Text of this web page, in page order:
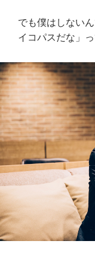
でも僕はしない
イコパスだな」